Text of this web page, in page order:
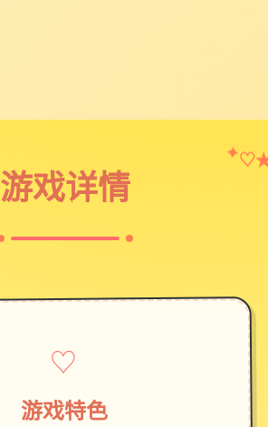
游戏详情
♡
♡
游戏特色